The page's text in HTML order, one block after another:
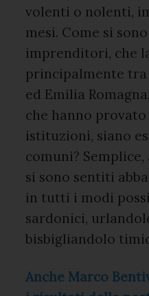
volenti o nolenti,
mesi. Come si
imprenditori, che
principalmente tra
ed Emilia
che hanno
istituzioni, siano
comuni?
si sono sentiti
in tutti i modi
sardonici,
bisbigliandolo
Anche Marco